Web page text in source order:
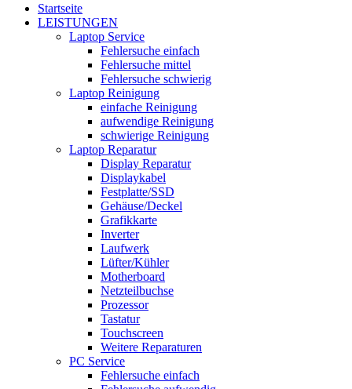
Startseite
LEISTUNGEN
Laptop Service
Fehlersuche einfach
Fehlersuche mittel
Fehlersuche schwierig
Laptop Reinigung
einfache Reinigung
aufwendige Reinigung
schwierige Reinigung
Laptop Reparatur
Display Reparatur
Displaykabel
Festplatte/SSD
Gehäuse/Deckel
Grafikkarte
Inverter
Laufwerk
Lüfter/Kühler
Motherboard
Netzteilbuchse
Prozessor
Tastatur
Touchscreen
Weitere Reparaturen
PC Service
Fehlersuche einfach